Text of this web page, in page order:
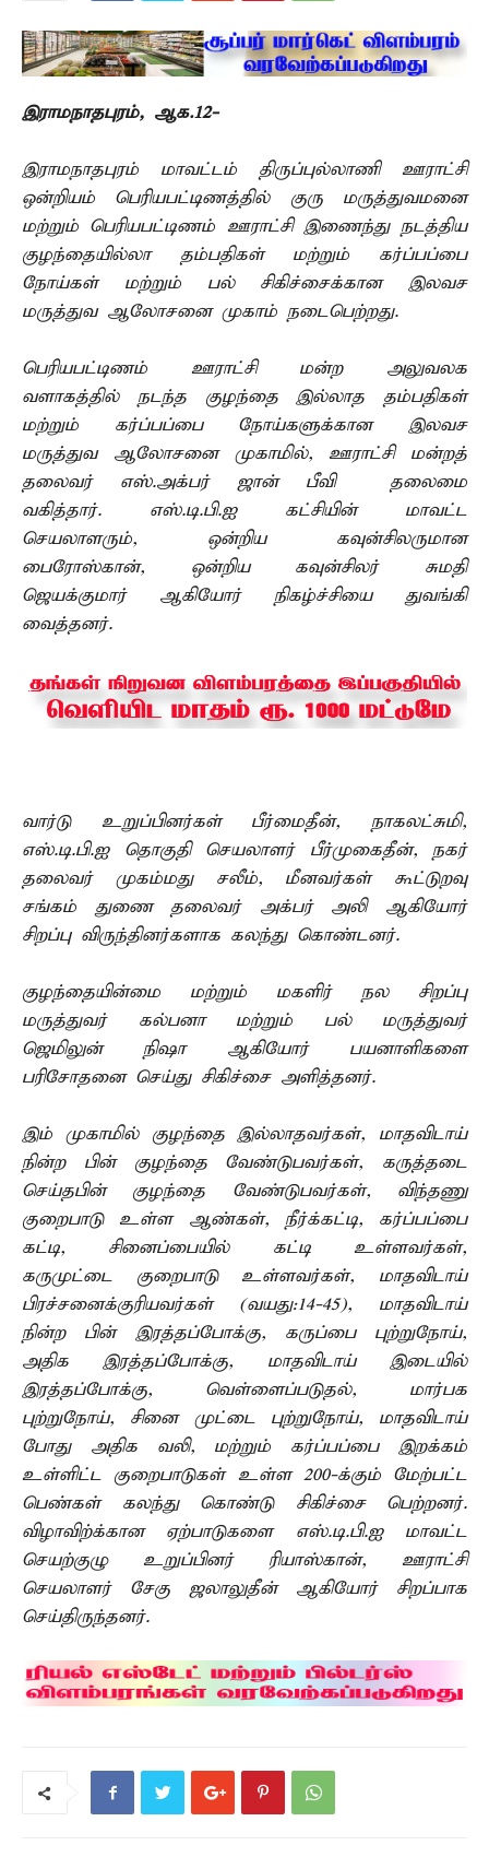
இராமநாதபுரம், ஆக.12-
இராமநாதபுரம் மாவட்டம் திருப்புல்லாணி ஊராட்சி
ஒன்றியம் பெரியபட்டிணத்தில் குரு மருத்துவமனை
மற்றும் பெரியபட்டிணம் ஊராட்சி இணைந்து நடத்திய
குழந்தையில்லா தம்பதிகள் மற்றும் கர்ப்பப்பை
நோய்கள் மற்றும் பல் சிகிச்சைக்கான இலவச
மருத்துவ ஆலோசனை முகாம் நடைபெற்றது.
பெரியபட்டிணம் ஊராட்சி மன்ற அலுவலக
வளாகத்தில் நடந்த குழந்தை இல்லாத தம்பதிகள்
மற்றும் கர்ப்பப்பை நோய்களுக்கான இலவச
மருத்துவ ஆலோசனை முகாமில், ஊராட்சி மன்றத்
தலைவர் எஸ்.அக்பர் ஜான் பீவி தலைமை
வகித்தார். எஸ்.டி.பி.ஐ கட்சியின் மாவட்ட
செயலாளரும், ஒன்றிய கவுன்சிலருமான
பைரோஸ்கான், ஒன்றிய கவுன்சிலர் சுமதி
ஜெயக்குமார் ஆகியோர் நிகழ்ச்சியை துவங்கி
வைத்தனர்.
வார்டு உறுப்பினர்கள் பீர்மைதீன், நாகலட்சுமி,
எஸ்.டி.பி.ஐ தொகுதி செயலாளர் பீர்முகைதீன், நகர்
தலைவர் முகம்மது சலீம், மீனவர்கள் கூட்டுறவு
சங்கம் துணை தலைவர் அக்பர் அலி ஆகியோர்
சிறப்பு விருந்தினர்களாக கலந்து கொண்டனர்.
குழந்தையின்மை மற்றும் மகளிர் நல சிறப்பு
மருத்துவர் கல்பனா மற்றும் பல் மருத்துவர்
ஜெமிலுன் நிஷா ஆகியோர் பயனாளிகளை
பரிசோதனை செய்து சிகிச்சை அளித்தனர்.
இம் முகாமில் குழந்தை இல்லாதவர்கள், மாதவிடாய்
நின்ற பின் குழந்தை வேண்டுபவர்கள், கருத்தடை
செய்தபின் குழந்தை வேண்டுபவர்கள், விந்தணு
குறைபாடு உள்ள ஆண்கள், நீர்க்கட்டி, கர்ப்பப்பை
கட்டி, சினைப்பையில் கட்டி உள்ளவர்கள்,
கருமுட்டை குறைபாடு உள்ளவர்கள், மாதவிடாய்
பிரச்சனைக்குரியவர்கள் (வயது:14-45), மாதவிடாய்
நின்ற பின் இரத்தப்போக்கு, கருப்பை புற்றுநோய்,
அதிக இரத்தப்போக்கு, மாதவிடாய் இடையில்
இரத்தப்போக்கு, வெள்ளைப்படுதல், மார்பக
புற்றுநோய், சினை முட்டை புற்றுநோய், மாதவிடாய்
போது அதிக வலி, மற்றும் கர்ப்பப்பை இறக்கம்
உள்ளிட்ட குறைபாடுகள் உள்ள 200-க்கும் மேற்பட்ட
பெண்கள் கலந்து கொண்டு சிகிச்சை பெற்றனர்.
விழாவிற்க்கான ஏற்பாடுகளை எஸ்.டி.பி.ஐ மாவட்ட
செயற்குழு உறுப்பினர் ரியாஸ்கான், ஊராட்சி
செயலாளர் சேகு ஜலாலுதீன் ஆகியோர் சிறப்பாக
செய்திருந்தனர்.